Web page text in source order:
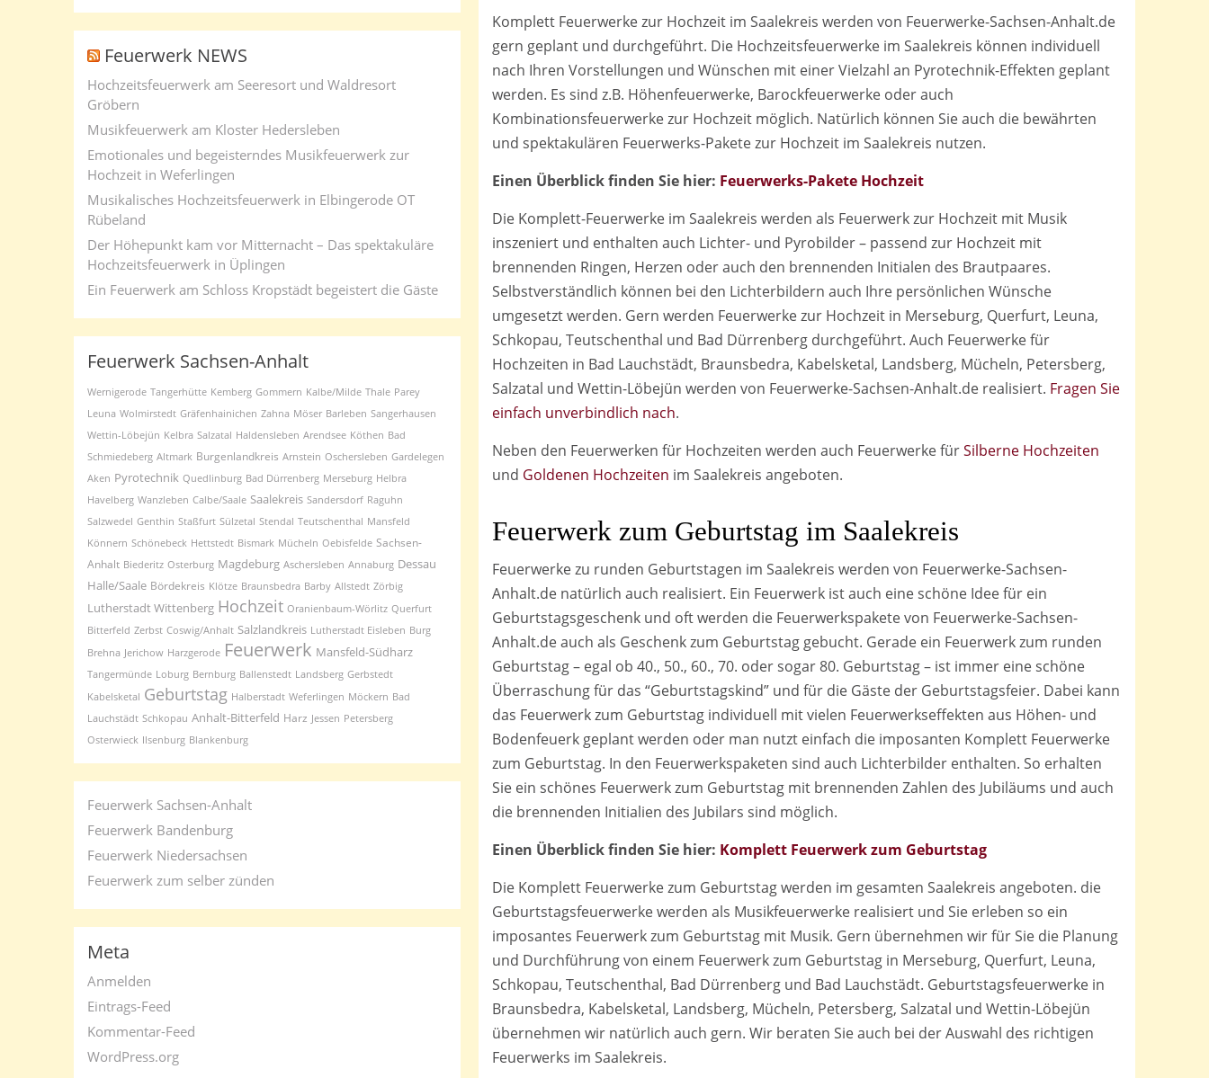
Feuerwerk NEWS
Hochzeitsfeuerwerk am Seeresort und Waldresort
Gröbern
Musikfeuerwerk am Kloster Hedersleben
Emotionales und begeisterndes Musikfeuerwerk zur
Hochzeit in Weferlingen
Musikalisches Hochzeitsfeuerwerk in Elbingerode OT
Rübeland
Der Höhepunkt kam vor Mitternacht – Das spektakuläre
Hochzeitsfeuerwerk in Üplingen
Ein Feuerwerk am Schloss Kropstädt begeistert die Gäste
Feuerwerk Sachsen-Anhalt
Wernigerode Tangerhütte Kemberg Gommern Kalbe/Milde Thale Parey
Leuna Wolmirstedt Gräfenhainichen Zahna Möser Barleben Sangerhausen
Wettin-Löbejün Kelbra Salzatal Haldensleben Arendsee Köthen Bad
Schmiedeberg Altmark Burgenlandkreis Arnstein Oschersleben Gardelegen
Aken Pyrotechnik Quedlinburg Bad Dürrenberg Merseburg Helbra
Havelberg Wanzleben Calbe/Saale Saalekreis Sandersdorf Raguhn
Salzwedel Genthin Staßfurt Sülzetal Stendal Teutschenthal Mansfeld
Könnern Schönebeck Hettstedt Bismark Mücheln Oebisfelde Sachsen-
Anhalt Biederitz Osterburg Magdeburg Aschersleben Annaburg Dessau
Halle/Saale Bördekreis Klötze Braunsbedra Barby Allstedt Zörbig
Lutherstadt Wittenberg Hochzeit Oranienbaum-Wörlitz Querfurt
Bitterfeld Zerbst Coswig/Anhalt Salzlandkreis Lutherstadt Eisleben Burg
Brehna Jerichow Harzgerode Feuerwerk Mansfeld-Südharz
Tangermünde Loburg Bernburg Ballenstedt Landsberg Gerbstedt
Kabelsketal Geburtstag Halberstadt Weferlingen Möckern Bad
Lauchstädt Schkopau Anhalt-Bitterfeld Harz Jessen Petersberg
Osterwieck Ilsenburg Blankenburg
Feuerwerk Sachsen-Anhalt
Feuerwerk Bandenburg
Feuerwerk Niedersachsen
Feuerwerk zum selber zünden
Meta
Anmelden
Eintrags-Feed
Kommentar-Feed
WordPress.org
Komplett Feuerwerke zur Hochzeit im Saalekreis werden von Feuerwerke-Sachsen-Anhalt.de
gern geplant und durchgeführt. Die Hochzeitsfeuerwerke im Saalekreis können individuell
nach Ihren Vorstellungen und Wünschen mit einer Vielzahl an Pyrotechnik-Effekten geplant
werden. Es sind z.B. Höhenfeuerwerke, Barockfeuerwerke oder auch
Kombinationsfeuerwerke zur Hochzeit möglich. Natürlich können Sie auch die bewährten
und spektakulären Feuerwerks-Pakete zur Hochzeit im Saalekreis nutzen.
Einen Überblick finden Sie hier: Feuerwerks-Pakete Hochzeit
Die Komplett-Feuerwerke im Saalekreis werden als Feuerwerk zur Hochzeit mit Musik
inszeniert und enthalten auch Lichter- und Pyrobilder – passend zur Hochzeit mit
brennenden Ringen, Herzen oder auch den brennenden Initialen des Brautpaares.
Selbstverständlich können bei den Lichterbildern auch Ihre persönlichen Wünsche
umgesetzt werden. Gern werden Feuerwerke zur Hochzeit in Merseburg, Querfurt, Leuna,
Schkopau, Teutschenthal und Bad Dürrenberg durchgeführt. Auch Feuerwerke für
Hochzeiten in Bad Lauchstädt, Braunsbedra, Kabelsketal, Landsberg, Mücheln, Petersberg,
Salzatal und Wettin-Löbejün werden von Feuerwerke-Sachsen-Anhalt.de realisiert. Fragen Sie
einfach unverbindlich nach.
Neben den Feuerwerken für Hochzeiten werden auch Feuerwerke fürSilberne Hochzeiten
und Goldenen Hochzeiten im Saalekreis angeboten.
Feuerwerk zum Geburtstag im Saalekreis
Feuerwerke zu runden Geburtstagen im Saalekreis werden von Feuerwerke-Sachsen-
Anhalt.de natürlich auch realisiert. Ein Feuerwerk ist auch eine schöne Idee für ein
Geburtstagsgeschenk und oft werden die Feuerwerkspakete von Feuerwerke-Sachsen-
Anhalt.de auch als Geschenk zum Geburtstag gebucht. Gerade ein Feuerwerk zum runden
Geburtstag – egal ob 40., 50., 60., 70. oder sogar 80. Geburtstag – ist immer eine schöne
Überraschung für das “Geburtstagskind” und für die Gäste der Geburtstagsfeier. Dabei kann
das Feuerwerk zum Geburtstag individuell mit vielen Feuerwerkseffekten aus Höhen- und
Bodenfeuerk geplant werden oder man nutzt einfach die imposanten Komplett Feuerwerke
zum Geburtstag. In den Feuerwerkspaketen sind auch Lichterbilder enthalten. So erhalten
Sie ein schönes Feuerwerk zum Geburtstag mit brennenden Zahlen des Jubiläums und auch
die brennenden Initialien des Jubilars sind möglich.
Einen Überblick finden Sie hier: Komplett Feuerwerk zum Geburtstag
Die Komplett Feuerwerke zum Geburtstag werden im gesamten Saalekreis angeboten. die
Geburtstagsfeuerwerke werden als Musikfeuerwerke realisiert und Sie erleben so ein
imposantes Feuerwerk zum Geburtstag mit Musik. Gern übernehmen wir für Sie die Planung
und Durchführung von einem Feuerwerk zum Geburtstag in Merseburg, Querfurt, Leuna,
Schkopau, Teutschenthal, Bad Dürrenberg und Bad Lauchstädt. Geburtstagsfeuerwerke in
Braunsbedra, Kabelsketal, Landsberg, Mücheln, Petersberg, Salzatal und Wettin-Löbejün
übernehmen wir natürlich auch gern. Wir beraten Sie auch bei der Auswahl des richtigen
Feuerwerks im Saalekreis.